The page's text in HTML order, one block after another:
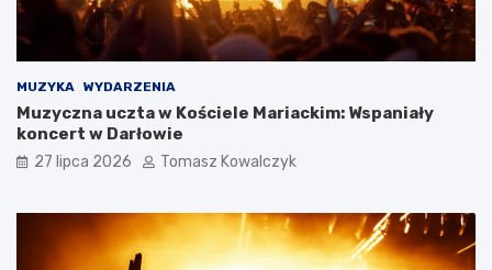
MUZYKA WYDARZENIA
Muzyczna uczta w Kościele Mariackim: Wspaniały
koncert w Darłowie
27 lipca 2026 Tomasz Kowalczyk